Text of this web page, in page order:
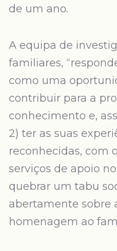
de um ano.
A equipa de
familiares,
como uma
contribuir para a
conhecimento e,
2) ter as suas
reconhecidas, com
serviços de apoio
quebrar um tabu
abertamente sobre
homenagem ao